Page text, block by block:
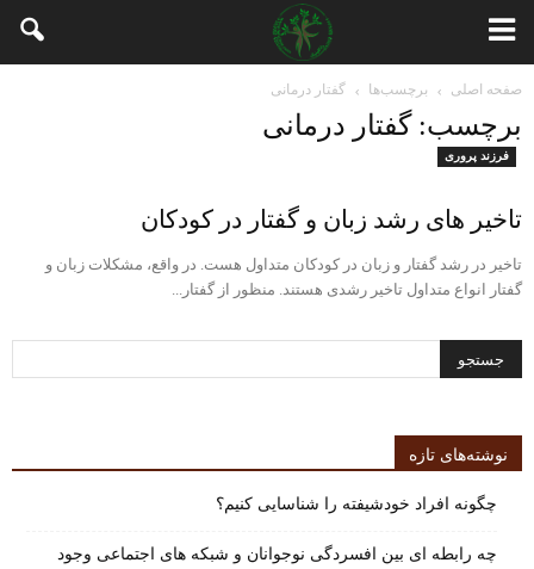
صفحه اصلی برچسب‌ها گفتار درمانی
برچسب: گفتار درمانی
فرزند پروری
تاخیر های رشد زبان و گفتار در کودکان
تاخیر در رشد گفتار و زبان در کودکان متداول هست. در واقع، مشکلات زبان و
گفتار انواع متداول تاخیر رشدی هستند. منظور از گفتار...
نوشته‌های تازه
چگونه افراد خودشیفته را شناسایی کنیم؟
چه رابطه ای بین افسردگی نوجوانان و شبکه های اجتماعی وجود